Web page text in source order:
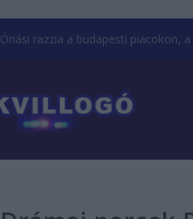
Óriási razzia a budapesti piacokon,